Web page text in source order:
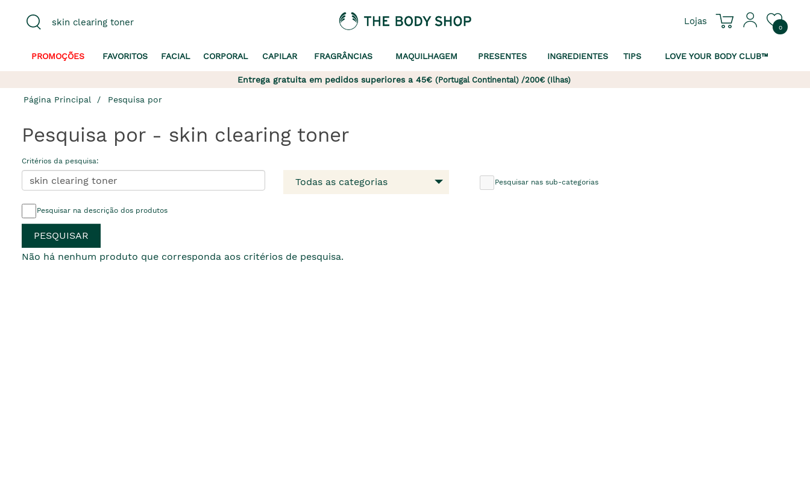
Lojas
0
PROMOÇÕES FAVORITOS FACIAL CORPORAL CAPILAR FRAGRÂNCIAS MAQUILHAGEM PRESENTES INGREDIENTES TIPS LOVE YOUR BODY CLUB™
Entrega gratuita em pedidos superiores a 45€ (Portugal Continental) /200€ (Ilhas)
Página Principal Pesquisa por
Pesquisa por - skin clearing toner
Critérios da pesquisa:
Todas as categorias Pesquisar nas sub-categorias
Pesquisar na descrição dos produtos
Não há nenhum produto que corresponda aos critérios de pesquisa.